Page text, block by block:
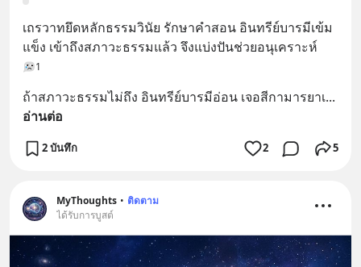
เถรวาทยึดหลักธรรมวินัย รักษาคำสอน อินทรีย์บารมีเข้ม
แข็ง เข้าถึงสภาวะธรรมแล้ว จึงแบ่งปันช่วยอนุเคราะห์
1
ถ้าสภาวะธรรมไม่ถึง อินทรีย์บารมีอ่อน เจอสีกามารยาเ
อ่านต่อ
2 บันทึก 2 5
MyThoughts • ติดตาม
ได้รับการบูสต์